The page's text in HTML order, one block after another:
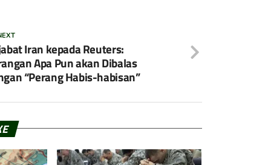
Iran kepada Reuters:
Apa Pun akan Dibalas
“Perang Habis-habisan”